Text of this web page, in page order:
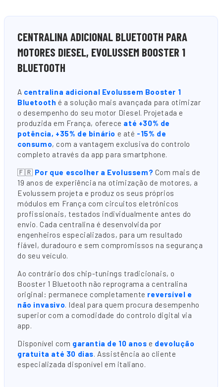
CENTRALINA ADICIONAL BLUETOOTH PARA
MOTORES DIESEL, EVOLUSSEM BOOSTER 1
BLUETOOTH
A centralina adicional Evolussem Booster 1
Bluetooth é a solução mais avançada para otimizar
o desempenho do seu motor Diesel. Projetada e
produzida em França, oferece até +30% de
potência, +35% de binário e até -15% de
consumo, com a vantagem exclusiva do controlo
completo através da app para smartphone.
🇫🇷 Por que escolher a Evolussem? Com mais de
19 anos de experiência na otimização de motores, a
Evolussem projeta e produz os seus próprios
módulos em França com circuitos eletrónicos
profissionais, testados individualmente antes do
envio. Cada centralina é desenvolvida por
engenheiros especializados, para um resultado
fiável, duradouro e sem compromissos na segurança
do seu veículo.
Ao contrário dos chip-tunings tradicionais, o
Booster 1 Bluetooth não reprograma a centralina
original: permanece completamente reversível e
não invasivo. Ideal para quem procura desempenho
superior com a comodidade do controlo digital via
app.
Disponível com garantia de 10 anos e devolução
gratuita até 30 dias. Assistência ao cliente
especializada disponível em italiano.